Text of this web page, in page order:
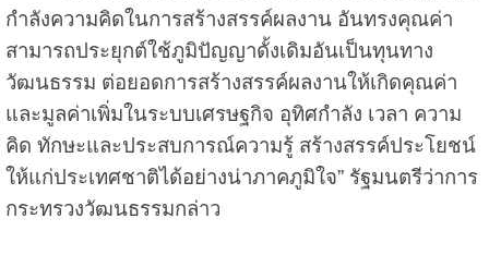
กำลังความคิดในการสร้างสรรค์ผลงาน อันทรงคุณค่า
สามารถประยุกต์ใช้ภูมิปัญญาดั้งเดิมอันเป็นทุนทาง
วัฒนธรรม ต่อยอดการสร้างสรรค์ผลงานให้เกิดคุณค่า
และมูลค่าเพิ่มในระบบเศรษฐกิจ อุทิศกำลัง เวลา ความ
คิด ทักษะและประสบการณ์ความรู้ สร้างสรรค์ประโยชน์
ให้แก่ประเทศชาติได้อย่างน่าภาคภูมิใจ” รัฐมนตรีว่าการ
กระทรวงวัฒนธรรมกล่าว